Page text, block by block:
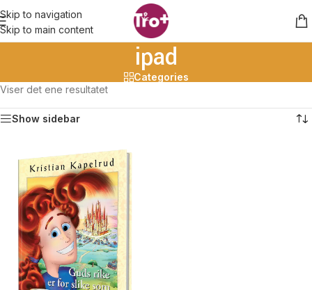
Skip to navigation
Skip to main content
ipad
Categories
Viser det ene resultatet
Show sidebar